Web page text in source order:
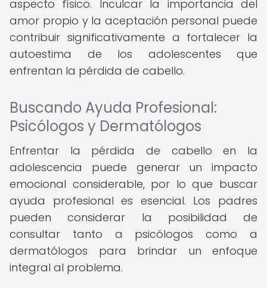
aspecto físico. Inculcar la importancia del
amor propio y la aceptación personal puede
contribuir significativamente a fortalecer la
autoestima de los adolescentes que
enfrentan la pérdida de cabello.
Buscando Ayuda Profesional:
Psicólogos y Dermatólogos
Enfrentar la pérdida de cabello en la
adolescencia puede generar un impacto
emocional considerable, por lo que buscar
ayuda profesional es esencial. Los padres
pueden considerar la posibilidad de
consultar tanto a psicólogos como a
dermatólogos para brindar un enfoque
integral al problema.